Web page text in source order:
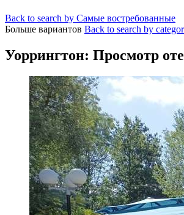
Back to search by Самые востребованные
Больше вариантов Back to search by
Уоррингтон: Просмотр